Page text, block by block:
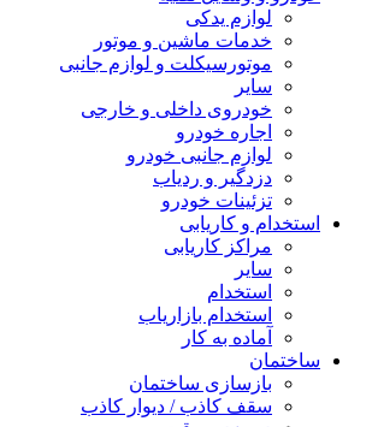
لوازم یدکی
خدمات ماشین و موتور
موتورسیکلت و لوازم جانبی
سایر
خودروی داخلی و خارجی
اجاره خودرو
لوازم جانبی خودرو
دزدگیر و ردیاب
تزئینات خودرو
استخدام و کاریابی
مراکز کاریابی
سایر
استخدام
استخدام بازاریاب
آماده به کار
ساختمان
بازسازی ساختمان
سقف کاذب / دیوار کاذب